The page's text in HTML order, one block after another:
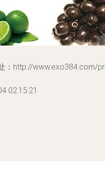
：http://www.exo384.com/
02:15:21